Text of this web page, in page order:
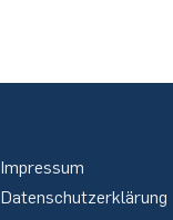
Impressum
Datenschutzerklärung